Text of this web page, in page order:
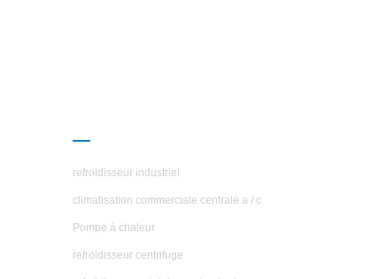
refroidisseur industriel
climatisation commerciale centrale a / c
Pompe à chaleur
refroidisseur centrifuge